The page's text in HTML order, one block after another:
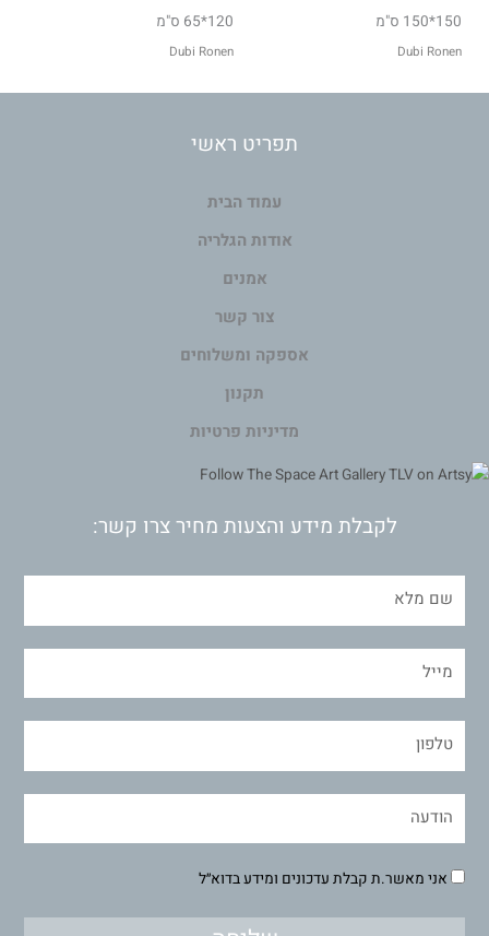
150*150 ס"מ
Dubi Ronen
120*65 ס"מ
Dubi Ronen
תפריט ראשי
עמוד הבית
אודות הגלריה
אמנים
צור קשר
אספקה ומשלוחים
תקנון
מדיניות פרטיות
לקבלת מידע והצעות מחיר צרו קשר:
אני מאשר.ת קבלת עדכונים ומידע בדוא״ל